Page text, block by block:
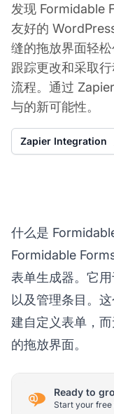
发现 Formidable
友好的
缝的拖放界面轻
跟踪更改和采取
流程。通过
与的新可能性。
Zapier Integration
什么是
Formidable
表单生成器。它
以及管理条目。
建自定义表单，
的拖放界面。
Ready to
Start your free